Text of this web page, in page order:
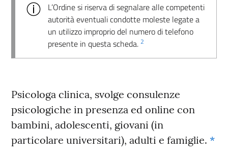
L’Ordine si riserva di segnalare alle competenti
autorità eventuali condotte moleste legate a
un utilizzo improprio del numero di telefono
presente in questa scheda. 2
Psicologa clinica, svolge consulenze
psicologiche in presenza ed online con
bambini, adolescenti, giovani (in
particolare universitari), adulti e famiglie. *